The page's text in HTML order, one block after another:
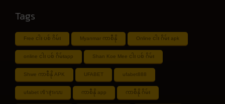
Tags
Free ငါး ပစ် ဂိမ်း Myanmar ကာစီနို Online ငါး ဂိမ်း apk
online ငါး ပစ် ဂိမ်းapp Shan Koe Mee ငါး ပစ် ဂိမ်း
Shwe ကာစီနို APK UFABET ufabet888
ufabet เข้าสู่ระบบ ကာစီနို app ကာစီနို ဂိမ်း